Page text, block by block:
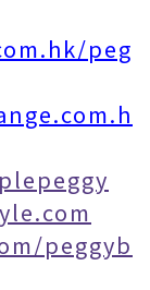
peg
peggyb